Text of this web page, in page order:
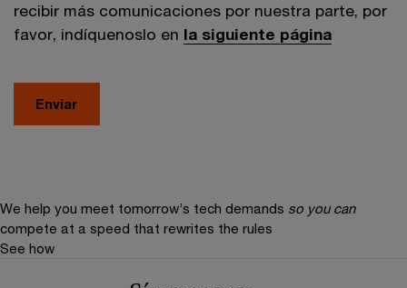
recibir más comunicaciones por nuestra parte, por
favor, indíquenoslo en la siguiente página
Enviar
We help you meet tomorrow’s tech demands so you can
compete at a speed that rewrites the rules
See how